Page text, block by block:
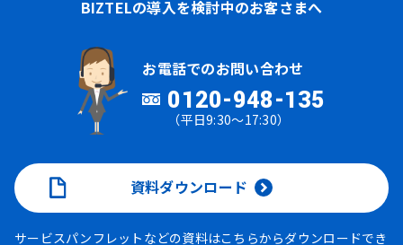
BIZTELの導入を検討中のお客さまへ
お電話でのお問い合わせ
0120-948-135
（平日9:30～17:30）
資料ダウンロード
サービスパンフレットなどの資料はこちらからダウンロードでき